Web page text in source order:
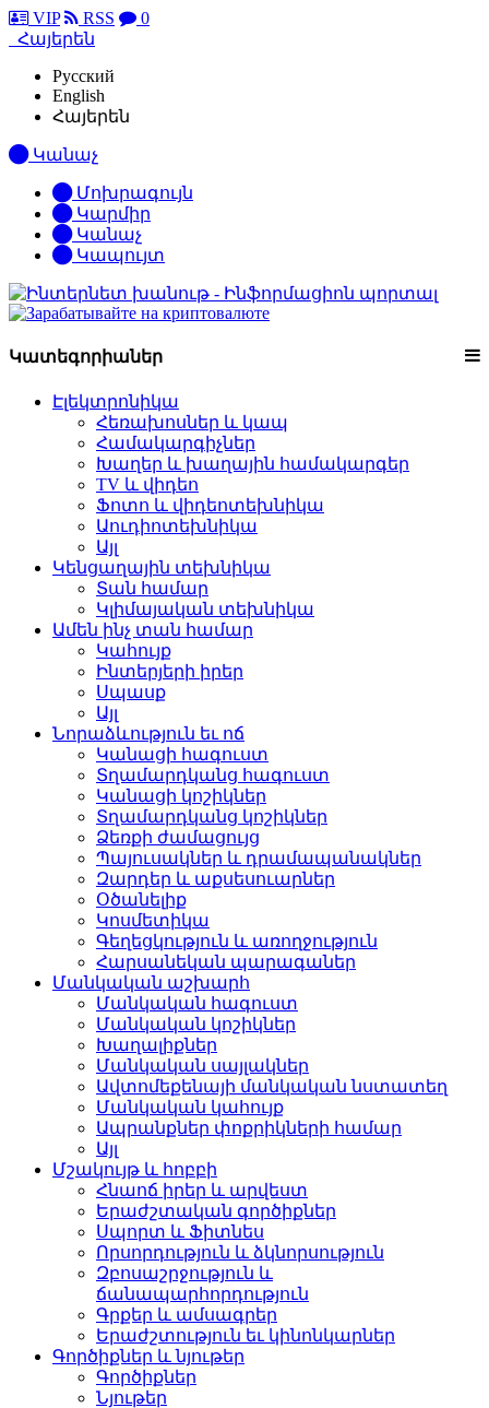
VIP RSS
0
Հայերեն
Русский
English
Հայերեն
Կանաչ
Մոխրագույն
Կարմիր
Կանաչ
Կապույտ
Կատեգորիաներ
Էլեկտրոնիկա
Հեռախոսներ և կապ
Համակարգիչներ
Խաղեր և խաղային համակարգեր
TV և վիդեո
Ֆոտո և վիդեոտեխնիկա
Աուդիոտեխնիկա
Այլ
Կենցաղային տեխնիկա
Տան համար
Կլիմայական տեխնիկա
Ամեն ինչ տան համար
Կահույք
Ինտերյերի իրեր
Սպասք
Այլ
Նորաձևություն եւ ոճ
Կանացի հագուստ
Տղամարդկանց հագուստ
Կանացի կոշիկներ
Տղամարդկանց կոշիկներ
Ձեռքի ժամացույց
Պայուսակներ և դրամապանակներ
Զարդեր և աքսեսուարներ
Օծանելիք
Կոսմետիկա
Գեղեցկություն և առողջություն
Հարսանեկան պարագաներ
Մանկական աշխարհ
Մանկական հագուստ
Մանկական կոշիկներ
Խաղալիքներ
Մանկական սայլակներ
Ավտոմեքենայի մանկական նստատեղ
Մանկական կահույք
Ապրանքներ փոքրիկների համար
Այլ
Մշակույթ և հոբբի
Հնաոճ իրեր և արվեստ
Երաժշտական գործիքներ
Սպորտ և Ֆիտնես
Որսորդություն և ձկնորսություն
Զբոսաշրջություն և
ճանապարհորդություն
Գրքեր և ամսագրեր
Երաժշտություն եւ կինոնկարներ
Գործիքներ և նյութեր
Գործիքներ
Նյութեր